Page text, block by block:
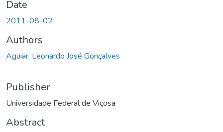
Date
2011-08-02
Authors
Aguiar, Leonardo José Gonçalves
Publisher
Universidade Federal de Viçosa
Abstract